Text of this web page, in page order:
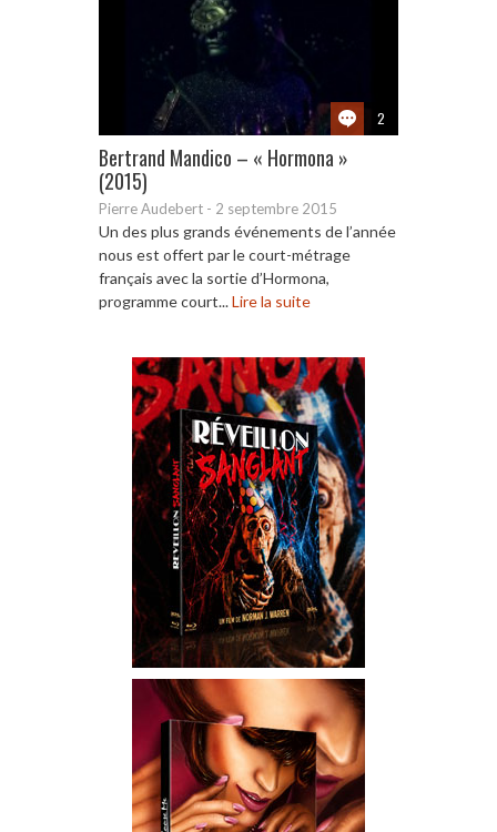
2
Bertrand Mandico – « Hormona »
(2015)
Pierre Audebert - 2 septembre 2015
Un des plus grands événements de l’année
nous est offert par le court-métrage
français avec la sortie d’Hormona,
programme court...Lire la suite